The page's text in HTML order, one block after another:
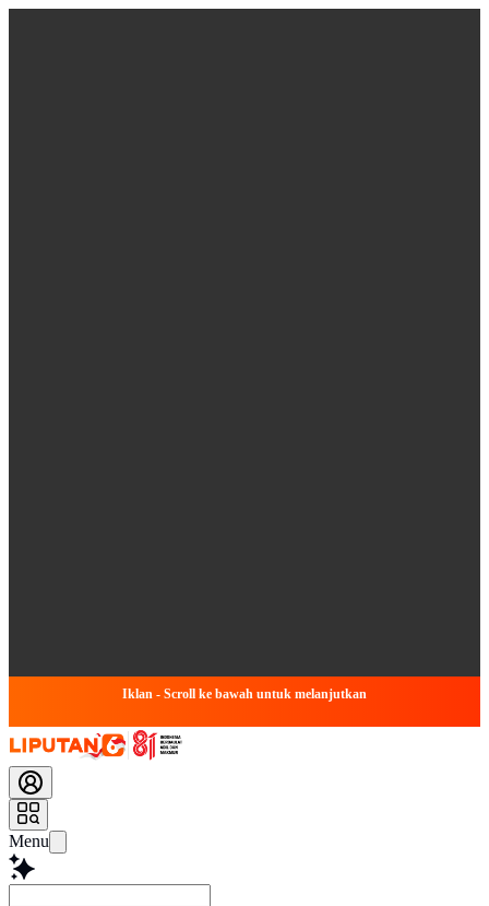
Iklan - Scroll ke bawah untuk melanjutkan
Menu